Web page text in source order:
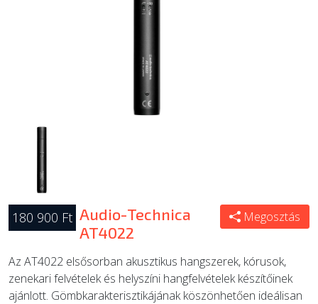
180 900 Ft Audio-Technica
AT4022
Megosztás
Az AT4022 elsősorban akusztikus hangszerek, kórusok,
zenekari felvételek és helyszíni hangfelvételek készítőinek
ajánlott. Gömbkarakterisztikájának köszönhetően ideálisan